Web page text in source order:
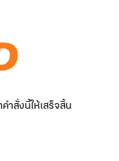
ำสั่งนี้ให้เสร็จสิ้น